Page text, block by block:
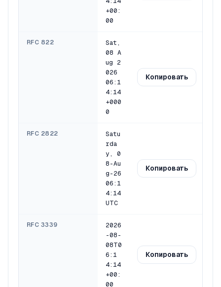
+00:
00
RFC 822
Sat,
08 A
ug 2
026
06:1
4:15
+000
0
Копировать
RFC 2822
Satu
rda
y, 0
8-Au
g-26
06:1
4:15
UTC
Копировать
RFC 3339
2026
-08-
08T0
6:1
4:15
+00:
00
Копировать